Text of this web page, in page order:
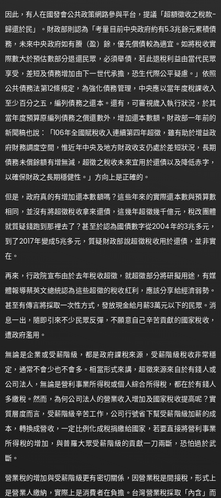
因此，有人在國發會公共政策網路參與平台，提議「超額徵收之稅款-
歸還於民」。財政部則認為「考量目前中央政府約有5.3兆餘元累積債
務，未來中央政府如有賸（盈）餘，優先償債較為適宜。如將稅收實
際數大於預估數部分退還民眾，必須舉債，若此退稅利益由當代民眾
享受，差短及債務增加由下一世代承擔，恐生代際公平疑慮。」依照
公共債務法第12條規定，為強化債務管理，中央應以當年度稅課收入
至少百分之五，編列債務之還本。還有，可審視歲入執行狀況，於其
當年度預算原編列債務之償還數外，增加還本數額。財政部一年前的
新聞稿也說：「106年全國賦稅收入連續第四年超徵，雖有助於增益政
府財務調度空間，惟近年中央及地方財政收支仍處於差短狀況，長期
債務未償餘額有增無減，超徵之稅收未來宜用於還債以及降低赤字，
以確保財政之長期穩健性。」方向上是正確的。
但是，政府真的有增加還本數額嗎？這些年來的實際還本數與預算數
相同，並沒有將超徵稅收拿來還債，這幾年超徵幾千億元，稅改團體
就質疑錢跑到那裡去了？甚至於認為國債數字從2004年的3兆多元，
到了2017年變成5兆多元，質疑財政部說超徵稅收用於還債，並非實
在。
再來，行政院宣布由於去年稅收超徵，就超徵部分將研擬用途，有媒
體報導蔡英文總統認為這些超徵的稅收紅利，應該分享給經濟弱勢。
甚至有傳言將採取一次性方式，發放現金給月薪3萬元以下的民眾。消
息一出，隨即引來不少民眾反彈，不願意自己辛苦貢獻的國家稅收，
遭政府濫用。
無論是企業或受薪階級，都是政府課稅來源，受薪階級稅收非常穩
定，通常不會少也不會多。相當形式來講，超徵來源來自於有錢人或
公司法人，無論是營利事業所得稅或個人綜合所得稅，都在於有錢人
多繳稅。然而，為何公司法人的營業收入增加及國家稅收提高呢？實
質層度而言，受薪階級辛苦工作，公司行號省下幫受薪階級加薪的成
本，轉換成營收，一定比例化成稅捐繳給國家，若要直接將營利事業
所得稅的增加，與普羅大眾受薪階級的貢獻一刀兩斷，恐怕過於武
斷。
營業稅的增加與受薪階級更有密切關係，因營業稅是間接稅，形式上
是營業人繳納，實際上是消費者在負擔。台灣營業稅採取「內含」而